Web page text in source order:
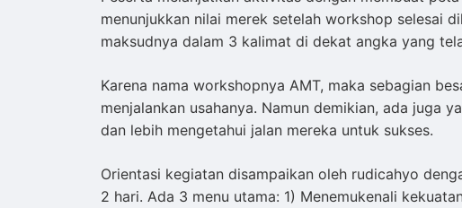
menunjukkan nilai merek setelah workshop selesai
maksudnya dalam 3 kalimat di dekat angka yang
Karena nama workshopnya AMT, maka sebagian
menjalankan usahanya. Namun demikian, ada juga
dan lebih mengetahui jalan mereka untuk sukses.
Orientasi kegiatan disampaikan oleh rudicahyo
2 hari. Ada 3 menu utama: 1) Menemukenali